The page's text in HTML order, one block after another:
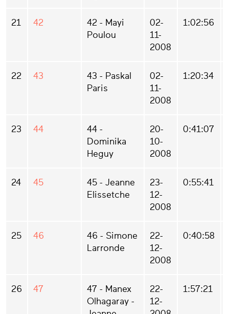
21 42
42 - Mayi
Poulou
02-
11-
2008
1:02:56
22 43
43 - Paskal
Paris
02-
11-
2008
1:20:34
23 44
44 -
Dominika
Heguy
20-
10-
2008
0:41:07
24 45
45 - Jeanne
Elissetche
23-
12-
2008
0:55:41
25 46
46 - Simone
Larronde
22-
12-
2008
0:40:58
26 47
47 - Manex
Olhagaray -
22-
12-
1:57:21